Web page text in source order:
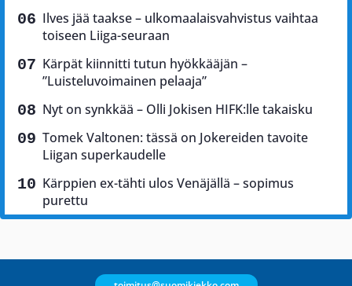
Ilves jää taakse – ulkomaalaisvahvistus vaihtaa
toiseen Liiga-seuraan
Kärpät kiinnitti tutun hyökkääjän –
”Luisteluvoimainen pelaaja”
Nyt on synkkää – Olli Jokisen HIFK:lle takaisku
Tomek Valtonen: tässä on Jokereiden tavoite
Liigan superkaudelle
Kärppien ex-tähti ulos Venäjällä – sopimus
purettu